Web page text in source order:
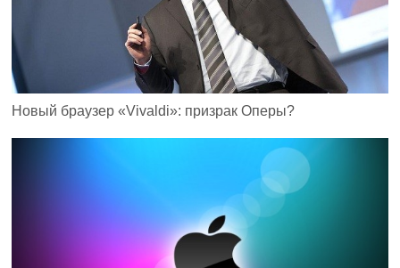
Новый браузер «Vivaldi»: призрак Оперы?